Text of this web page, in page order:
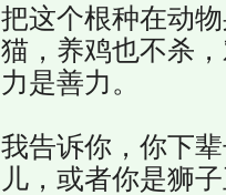
把这个根种在动
猫，养鸡也不杀
力是善力。
我告诉你，你下
儿，或者你是狮